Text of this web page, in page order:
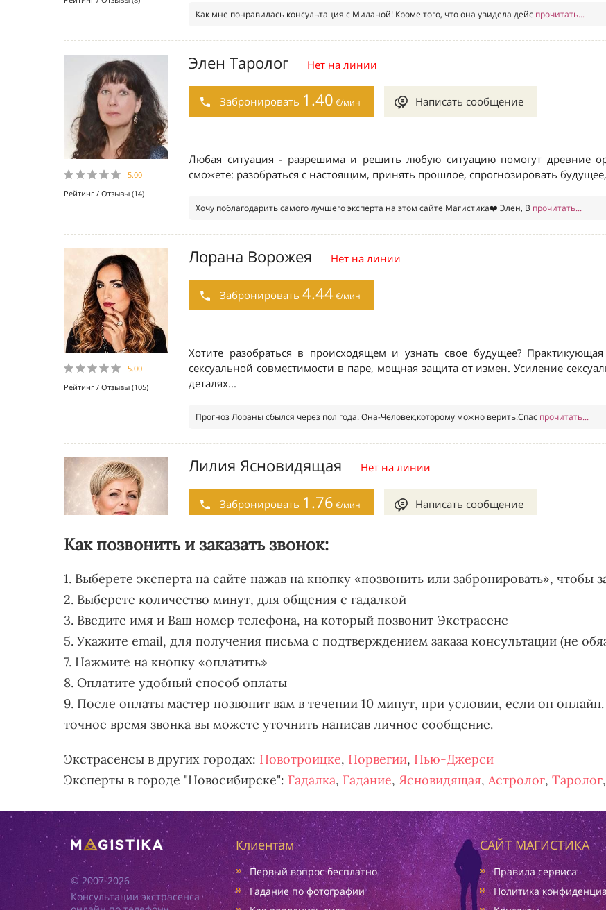
Как позвонить и заказать звонок:
1. Выберете эксперта на сайте нажав на кнопку «позвонить или забронировать», чтобы
2. Выберете количество минут, для общения с гадалкой
3. Введите имя и Ваш номер телефона, на который позвонит Экстрасенс
5. Укажите email, для получения письма с подтверждением заказа консультации (не
7. Нажмите на кнопку «оплатить»
8. Оплатите удобный способ оплаты
9. После оплаты мастер позвонит вам в течении 10 минут, при условии, если он
точное время звонка вы можете уточнить написав личное сообщение.
Экстрасенсы в других городах: Новотроицке, Норвегии, Нью-Джерси
Эксперты в городе "Новосибирске": Гадалка, Гадание, Ясновидящая, Астролог, Таролог,
© 2007-2026
Консультации экстрасенса
Клиентам
Первый вопрос бесплатно
Гадание по фотографии
САЙТ МАГИСТИКА
Правила сервиса
Политика